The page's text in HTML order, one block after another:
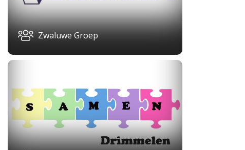
Zwaluwe Groep